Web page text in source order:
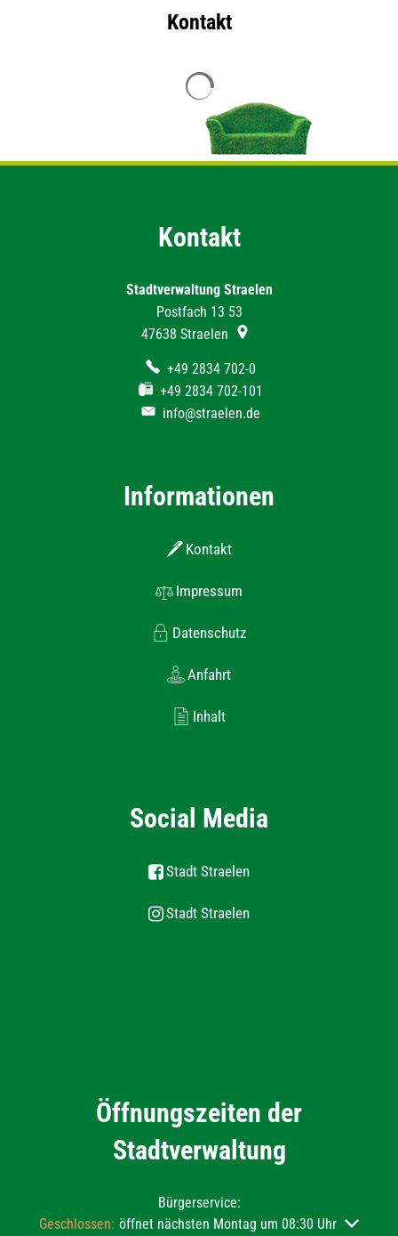
Kontakt
Kontakt
Stadtverwaltung Straelen
Postfach 13 53
47638 Straelen
+49 2834 702-0
+49 2834 702-101
info@straelen.de
Informationen
Kontakt
Impressum
Datenschutz
Anfahrt
Inhalt
Social Media
Stadt Straelen
Stadt Straelen
Öffnungszeiten der
Stadtverwaltung
Bürgerservice:
Klicken, um weitere Öffnungs- oder Schließzeiten
Geschlossen: öffnet nächsten Montag um 08:30 Uhr